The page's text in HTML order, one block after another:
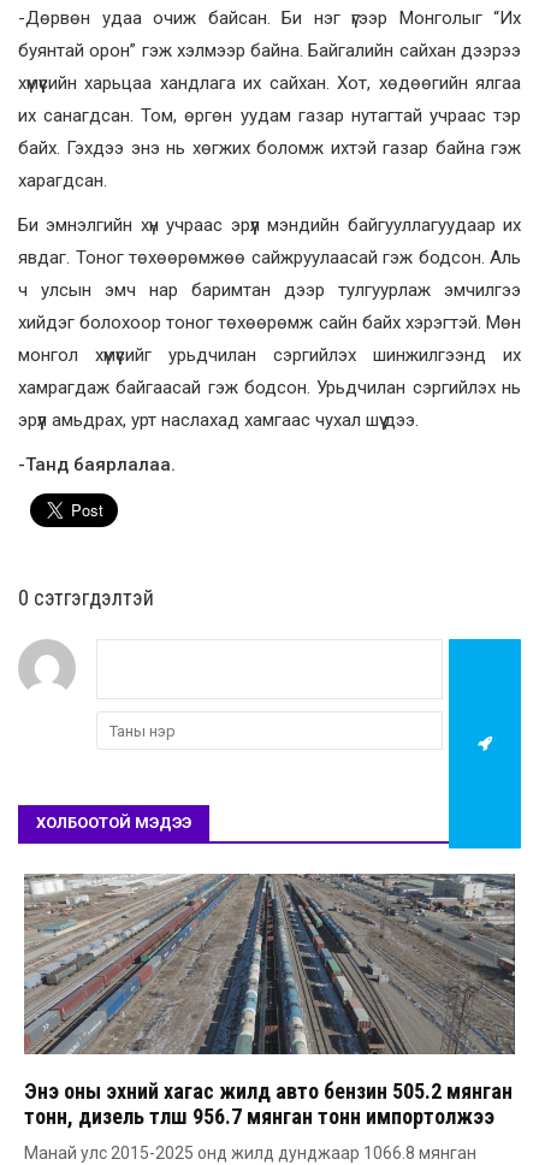
-Дөрвөн удаа очиж байсан. Би нэг үгээр Монголыг “Их
буянтай орон” гэж хэлмээр байна. Байгалийн сайхан дээрээ
хүмүүсийн харьцаа хандлага их сайхан. Хот, хөдөөгийн ялгаа
их санагдсан. Том, өргөн уудам газар нутагтай учраас тэр
байх. Гэхдээ энэ нь хөгжих боломж ихтэй газар байна гэж
харагдсан.
Би эмнэлгийн хүн учраас эрүүл мэндийн байгууллагуудаар их
явдаг. Тоног төхөөрөмжөө сайжруулаасай гэж бодсон. Аль
ч улсын эмч нар баримтан дээр тулгуурлаж эмчилгээ
хийдэг болохоор тоног төхөөрөмж сайн байх хэрэгтэй. Мөн
монгол хүмүүсийг урьдчилан сэргийлэх шинжилгээнд их
хамрагдаж байгаасай гэж бодсон. Урьдчилан сэргийлэх нь
эрүүл амьдрах, урт наслахад хамгаас чухал шүү дээ.
-Танд баярлалаа.
0 cэтгэгдэлтэй
ХОЛБООТОЙ МЭДЭЭ
Энэ оны эхний хагас жилд авто бензин 505.2 мянган
тонн, дизель түлш 956.7 мянган тонн импортолжээ
Манай улс 2015-2025 онд жилд дунджаар 1066.8 мянган